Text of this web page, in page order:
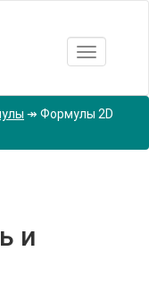
Toggle
↠ Формулы 2D
и